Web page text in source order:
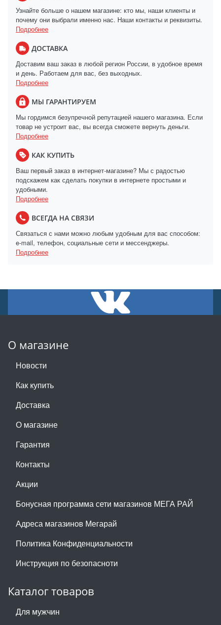
Узнайте больше о нашем магазине: кто мы, наши клиенты и
почему они выбрали именно нас. Наши контакты и реквизиты.
Подробнее
ДОСТАВКА
Доставим ваш заказ в любой регион России, в удобное время
и день. Работаем для вас, без выходных.
Подробнее
МЫ ГАРАНТИРУЕМ
Мы гордимся безупречной репутацией нашего магазина. Если
товар не устроит вас, вы всегда сможете вернуть деньги.
Подробнее
КАК КУПИТЬ
Ваш первый заказ в интернет-магазине? Мы с радостью
подскажем как сделать покупки в интернете простыми и
удобными.
Подробнее
ВСЕГДА НА СВЯЗИ
Связаться с нами можно любым удобным для вас способом:
e-mail, телефон, социальные сети и мессенджеры.
Подробнее
О магазине
Новости
Как купить
Доставка
О магазине
Гарантия
Контакты
Акции
Бонусная программа сети магазинов МЕГА РАЙ
Адреса магазинов Мегарай
Политика Конфиденциальности
Инструкция по безопасноти
Каталог товаров
Для мужчин